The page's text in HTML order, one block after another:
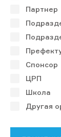
Партнер
Спонсор
ЦРП
Школа
Другая